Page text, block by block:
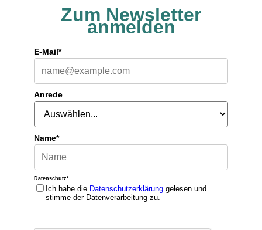
Zum Newsletter
anmelden
E-Mail*
Anrede
Name*
Datenschutz*
Ich habe die Datenschutzerklärunggelesen und
stimme der Datenverarbeitung zu.